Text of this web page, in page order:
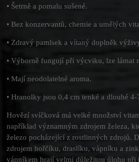
• Šetrně a pomalu sušené.
• Bez konzervantů, chemie a umělých
• Zdravý pamlsek a vítaný doplněk
• Výborně fungují při výcviku, lze lámat
• Mají neodolatelné aroma.
•Hranolky jsou 0,4 cm tenké a dlouhé 4-
Hovězí svíčková má velké množství
například významným zdrojem železa,
železo pocházející z rostlinných zdrojů.
zdrojem hořčíku, draslíku, vápníku a
vápníkem hrají velmi důležitou úlohu při